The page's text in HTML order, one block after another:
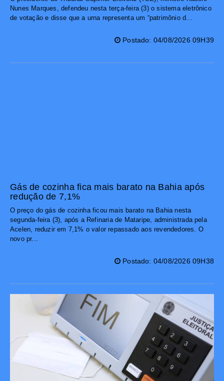
Nunes Marques, defendeu nesta terça-feira (3) o sistema eletrônico
de votação e disse que a urna representa um “patrimônio d...
Postado: 04/08/2026 09H39
Gás de cozinha fica mais barato na Bahia após
redução de 7,1%
O preço do gás de cozinha ficou mais barato na Bahia nesta
segunda-feira (3), após a Refinaria de Mataripe, administrada pela
Acelen, reduzir em 7,1% o valor repassado aos revendedores. O
novo pr...
Postado: 04/08/2026 09H38